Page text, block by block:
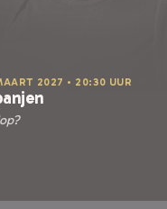
2027 • 20:30 UUR